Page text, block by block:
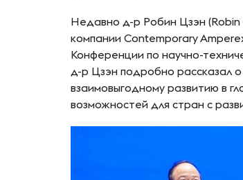
Недавно д-р Робин Цзэн (Robin
компании Contemporary
Конференции по научно-
д-р Цзэн подробно рассказал
взаимовыгодному развитию в
возможностей для стран с